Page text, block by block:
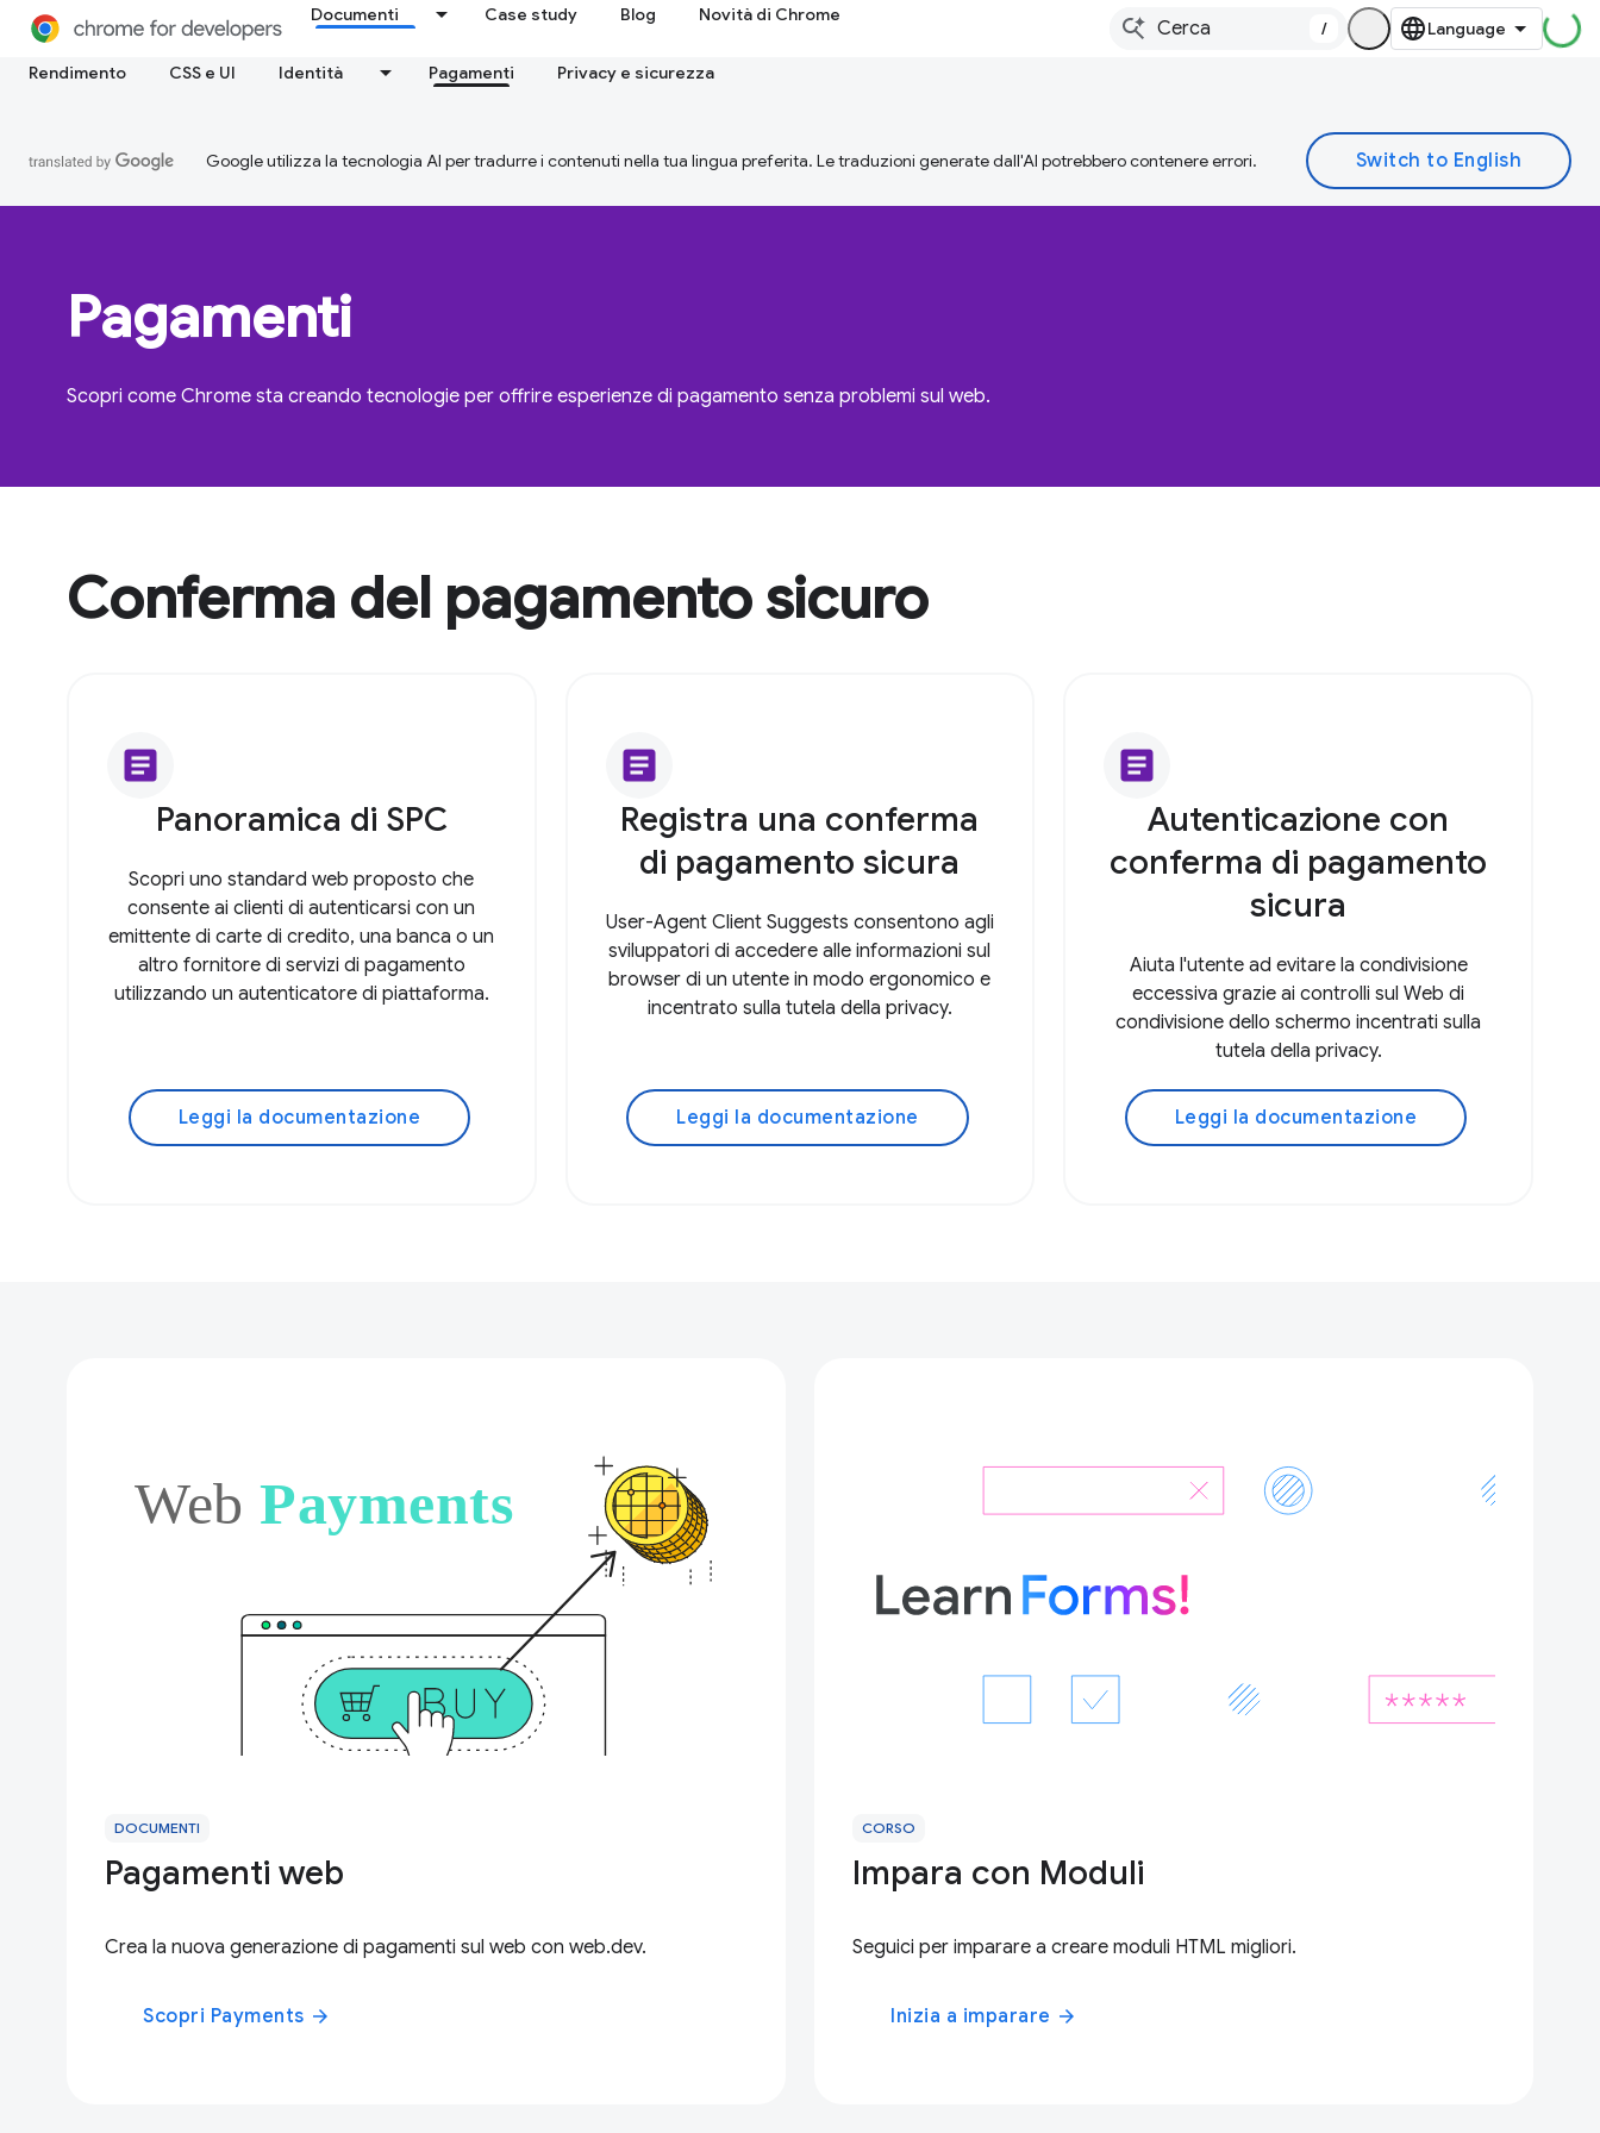
Documenti Case study Blog Novità di Chrome
/
Rendimento CSS e UI Identità Pagamenti Privacy e sicurezza
Google utilizza la tecnologia AI per tradurre i contenuti nella tua lingua preferita. Le traduzioni generate dall'AI potrebbero contenere errori.
Pagamenti
Scopri come Chrome sta creando tecnologie per offrire esperienze di pagamento senza problemi sul web.
Conferma del pagamento sicuro
article
Panoramica di SPC
Scopri uno standard web proposto che
consente ai clienti di autenticarsi con un
emittente di carte di credito, una banca o un
altro fornitore di servizi di pagamento
utilizzando un autenticatore di piattaforma.
Leggi la documentazione
article
Registra una conferma
di pagamento sicura
User-Agent Client Suggests consentono agli
sviluppatori di accedere alle informazioni sul
browser di un utente in modo ergonomico e
incentrato sulla tutela della privacy.
Leggi la documentazione
article
Autenticazione con
conferma di pagamento
sicura
Aiuta l'utente ad evitare la condivisione
eccessiva grazie ai controlli sul Web di
condivisione dello schermo incentrati sulla
tutela della privacy.
Leggi la documentazione
DOCUMENTI
Pagamenti web
Crea la nuova generazione di pagamenti sul web con web.dev.
Scopri Payments arrow_forward
CORSO
Impara con Moduli
Seguici per imparare a creare moduli HTML migliori.
Inizia a imparare arrow_forward